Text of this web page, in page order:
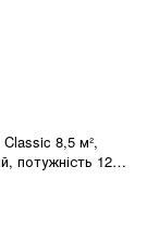
8,5 м²,
потужність 1200